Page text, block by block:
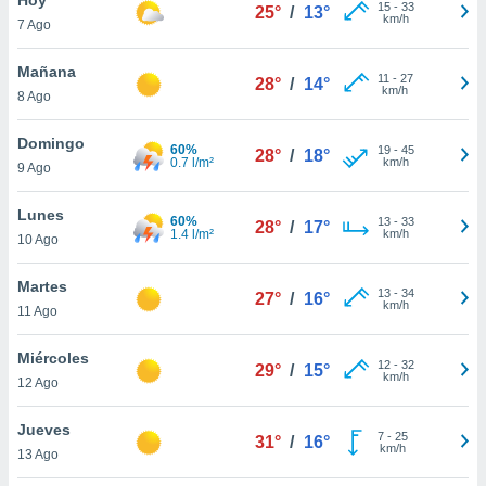
en
más
nuestra
de
cookies
aceptar
7 Ago
25° / 13° 15- 33
km/h
Mañana
8 Ago
28° / 14° 11 - 27
km/h
Domingo
9 Ago
60%
0.7 l/m²
28° / 18° 19- 45
km/h
Lunes
10 Ago
60%
1.4 l/m²
28° / 17° 13- 33
km/h
Martes
11 Ago
27° / 16° 13- 34
km/h
Miércoles
12 Ago
29° / 15° 12- 32
km/h
Jueves
13 Ago
31° / 16° 7- 25
km/h